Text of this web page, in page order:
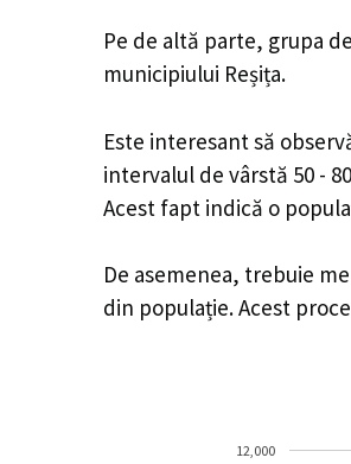
Pe de altă parte, grupa
municipiului Reșița.
Este interesant să
intervalul de vârstă 50 -
Acest fapt indică o
De asemenea, trebuie
din populație. Acest
12,000